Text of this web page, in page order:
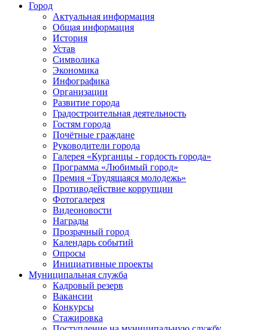
Город
Актуальная информация
Общая информация
История
Устав
Символика
Экономика
Инфографика
Организации
Развитие города
Градостроительная деятельность
Гостям города
Почётные граждане
Руководители города
Галерея «Курганцы - гордость города»
Программа «Любимый город»
Премия «Трудящаяся молодежь»
Противодействие коррупции
Фотогалерея
Видеоновости
Награды
Прозрачный город
Календарь событий
Опросы
Инициативные проекты
Муниципальная служба
Кадровый резерв
Вакансии
Конкурсы
Стажировка